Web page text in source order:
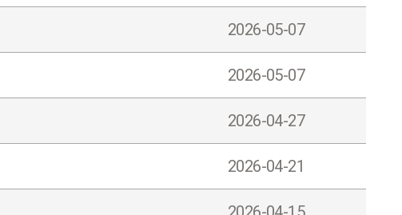
2026-05-07
2026-05-07
2026-04-27
2026-04-21